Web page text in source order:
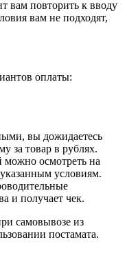
вам повторить к вводу
вам не подходят,
оплаты:
вы дожидаетесь
за товар в рублях.
можно осмотреть на
условиям.
и получает чек.
самовывозе из
постамата.